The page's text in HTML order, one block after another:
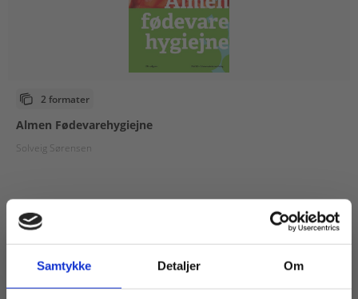
Samtykke Detaljer Om
2 formater
Almen Fødevarehygiejne
Solveig Sørensen
Fra
179,00 KR.